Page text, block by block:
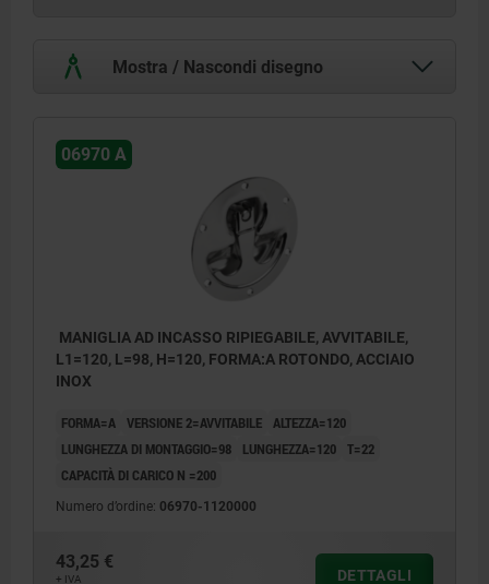
Mostra / Nascondi disegno
06970 A
MANIGLIA AD INCASSO RIPIEGABILE, AVVITABILE,
L1=120, L=98, H=120, FORMA:A ROTONDO, ACCIAIO
INOX
FORMA=A VERSIONE 2=AVVITABILE ALTEZZA=120
LUNGHEZZA DI MONTAGGIO=98
LUNGHEZZA=120 T=22
CAPACITÀ DI CARICO N =200
Numero d’ordine: 06970-1120000
43,25 €
+ IVA DETTAGLI